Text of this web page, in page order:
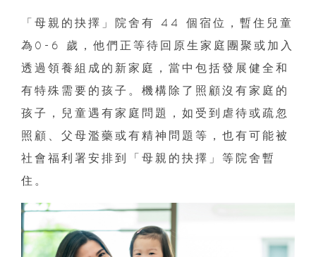
「母親的抉擇」院舍有 44 個宿位，暫住兒童
為0-6 歲，他們正等待回原生家庭團聚或加入
透過領養組成的新家庭，當中包括發展健全和
有特殊需要的孩子。機構除了照顧沒有家庭的
孩子，兒童遇有家庭問題，如受到虐待或疏忽
照顧、父母濫藥或有精神問題等，也有可能被
社會福利署安排到「母親的抉擇」等院舍暫
住。